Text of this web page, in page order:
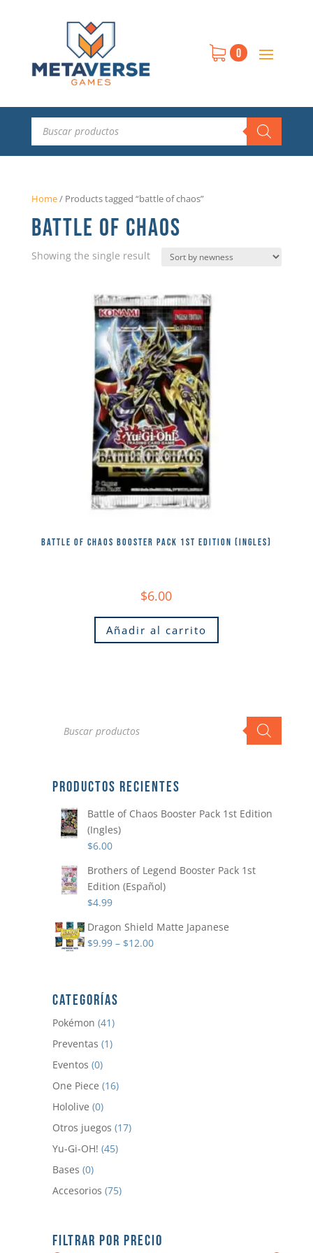
0
Búsqueda
productos
Home/ Products tagged “battle of chaos”
BATTLE OF CHAOS
Showing the single result
BATTLE OF CHAOS BOOSTER PACK 1ST EDITION (INGLES)
$6.00
Añadir al carrito
productos
PRODUCTOS RECIENTES
Battle of Chaos Booster Pack 1st Edition
(Ingles)
$6.00
Brothers of Legend Booster Pack 1st
Edition (Español)
$4.99
Dragon Shield Matte Japanese
$9.99– $12.00
CATEGORÍAS
Pokémon (41)
Preventas (1)
Eventos (0)
One Piece (16)
Hololive (0)
Otros juegos (17)
Yu-Gi-OH! (45)
Bases (0)
Accesorios (75)
FILTRAR POR PRECIO